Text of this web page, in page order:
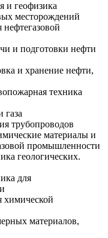
и геофизика
месторождений
и подготовки нефти
и хранение нефти,
техника
газа
трубопроводов
материалы и
промышленности
геологических.
для
химической
материалов,